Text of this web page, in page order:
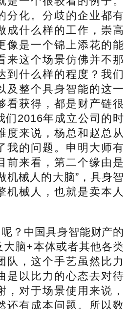
分化。分歧的企业都有
成什么样的工作，崇高
像是一个锦上添花的能
来这个场景仿佛并不那
到什么样的程度？我们
及整个具身智能的这一
看获得，都是财产链很
们2016年成立公司的时
度来说，杨总和赵总从
我的问题。申明大师有
前来看，第二个缘由是
机械人的大脑”，具身智
机械人，也就是卖本人
中国具身智能财产的
脑+本体或者其他各类
队，这个手艺虽然比力
是以比力的心态去对待
，对于场景使用来说，
还有成本问题。所以数